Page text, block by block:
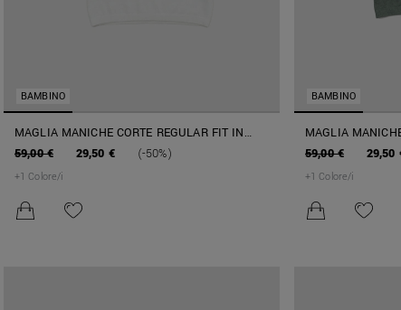
BAMBINO
MAGLIA MANICHE CORTE REGULAR FIT IN
MISTO COTONE FILATO SOFT
59,00 € 29,50 € (-50%)
+1 Colore/i
BAMBINO
MAGLIA
MISTO COTONE
59,00 € 29,50
+1 Colore/i